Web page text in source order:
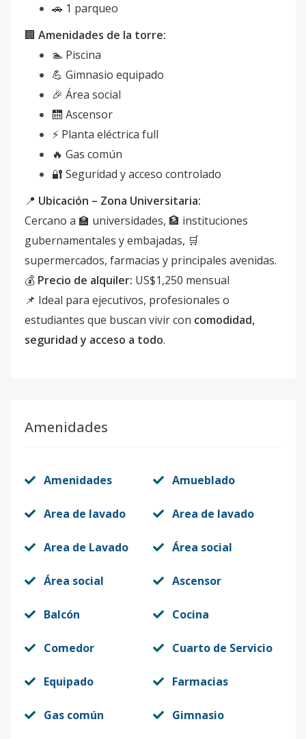
🚗 1 parqueo
🏢 Amenidades de la torre:
🏊 Piscina
💪 Gimnasio equipado
🎉 Área social
🛗 Ascensor
⚡ Planta eléctrica full
🔥 Gas común
🔐 Seguridad y acceso controlado
📍 Ubicación – Zona Universitaria:
Cercano a 🏫 universidades, 🏦 instituciones
gubernamentales y embajadas, 🛒
supermercados, farmacias y principales avenidas.
💰 Precio de alquiler: US$1,250 mensual
📌 Ideal para ejecutivos, profesionales o
estudiantes que buscan vivir con comodidad,
seguridad y acceso a todo.
Amenidades
Amenidades Amueblado
Area de lavado Area de lavado
Area de Lavado Área social
Área social Ascensor
Balcón Cocina
Comedor Cuarto de Servicio
Equipado Farmacias
Gas común Gimnasio